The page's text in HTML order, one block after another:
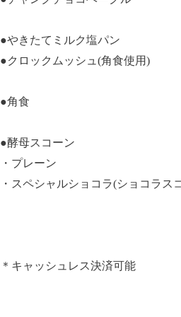
●やきたてミルク塩パン
●クロックムッシュ(角食使用)
●角食
●酵母スコーン
・プレーン
・スペシャルショコラ(ショコラス
＊キャッシュレス決済可能